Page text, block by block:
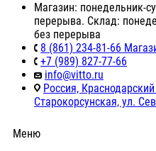
Магазин: понедельник-
перерыва. Склад:
без перерыва
8 (861) 234-81-66
+7 (989) 827-77-66
info@vitto.ru
Россия,
Старокорсунская, ул.
Меню